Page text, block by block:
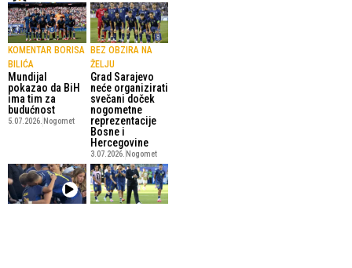
KOMENTAR BORISA
BILIĆA
Mundijal
pokazao da BiH
ima tim za
budućnost
5.07.2026. Nogomet
BEZ OBZIRA NA
ŽELJU
Grad Sarajevo
neće organizirati
svečani doček
nogometne
reprezentacije
Bosne i
Hercegovine
3.07.2026. Nogomet